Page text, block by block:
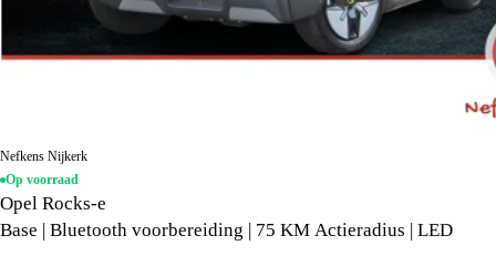
Nefkens Nijkerk
Op voorraad
Opel Rocks-e
Base | Bluetooth voorbereiding | 75 KM Actieradius | LED